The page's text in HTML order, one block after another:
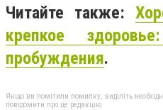
Читайте также:
крепкое
пробуждения.
Якщо ви помітили помилку, виділіть
повідомити про це редакцію